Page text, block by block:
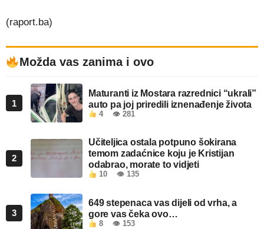
(raport.ba)
Možda vas zanima i ovo
1
Maturanti iz Mostara razrednici “ukrali”
auto pa joj priredili iznenađenje života
4 👁 281
2
Učiteljica ostala potpuno šokirana
temom zadaćnice koju je Kristijan
odabrao, morate to vidjeti
10 👁 135
3
649 stepenaca vas dijeli od vrha, a
gore vas čeka ovo…
8 👁 153